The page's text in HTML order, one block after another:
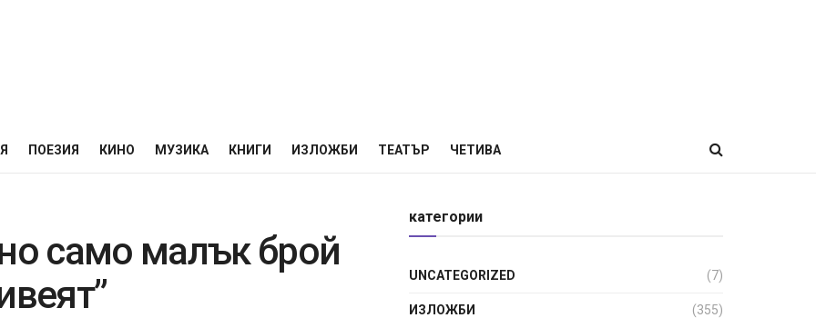
ПОЕЗИЯ КИНО МУЗИКА КНИГИ ИЗЛОЖБИ ТЕАТЪР ЧЕТИВА
само малък брой
категории
UNCATEGORIZED (7)
ИЗЛОЖБИ (355)